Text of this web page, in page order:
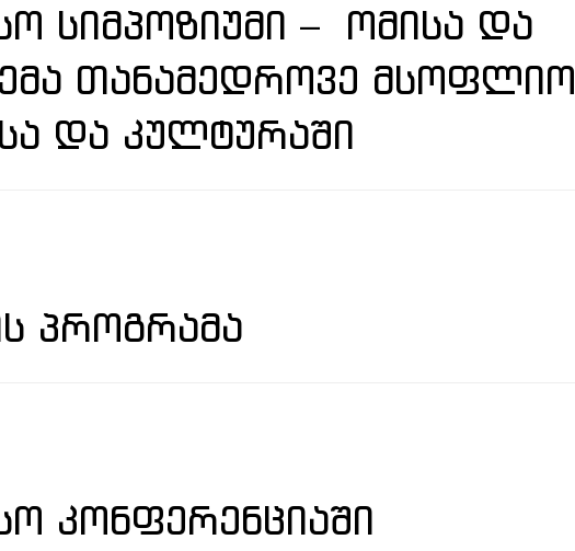
ᲡᲘᲛᲞᲝᲖᲘᲣᲛᲘ – ᲝᲛᲘᲡᲐ ᲓᲐ
ᲗᲐᲜᲐᲛᲔᲓᲠᲝᲕᲔ ᲛᲡᲝᲤᲚᲘᲝ
ᲓᲐ ᲙᲣᲚᲢᲣᲠᲐᲨᲘ
ᲞᲠᲝᲒᲠᲐᲛᲐ
ᲙᲝᲜᲤᲔᲠᲔᲜᲪᲘᲐᲨᲘ